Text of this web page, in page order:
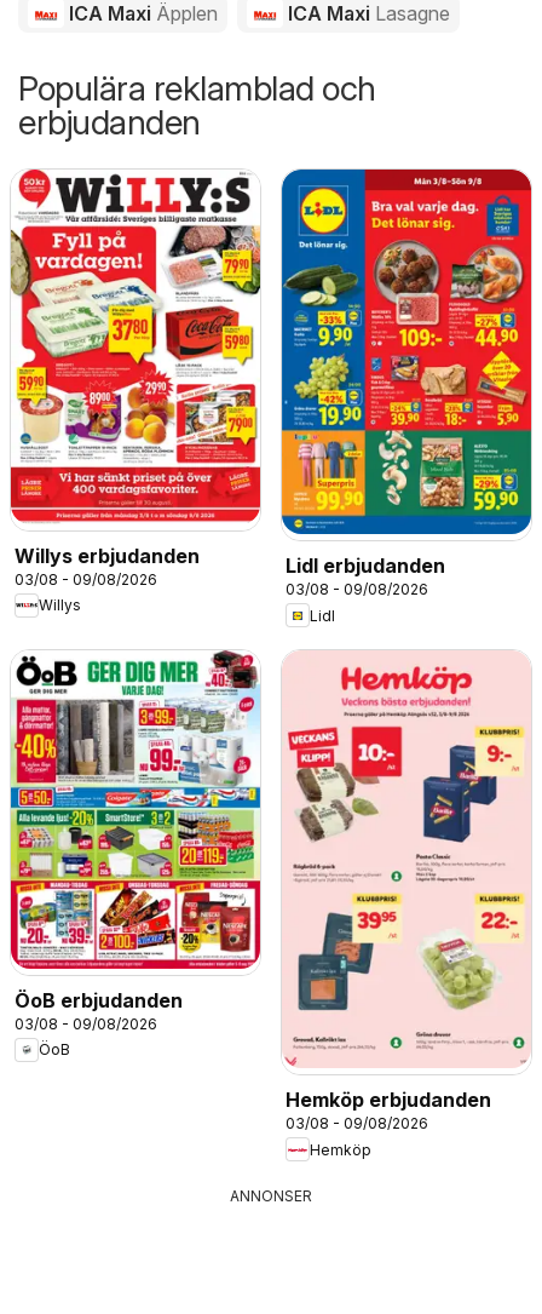
ICA Maxi Äpplen ICA Maxi Lasagne
Populära reklamblad och
erbjudanden
Willys erbjudanden
03/08 - 09/08/2026
Willys
Lidl erbjudanden
03/08 - 09/08/2026
Lidl
ÖoB erbjudanden
03/08 - 09/08/2026
ÖoB
Hemköp erbjudanden
03/08 - 09/08/2026
Hemköp
ANNONSER